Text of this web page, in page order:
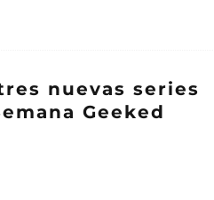
nuevas series
Geeked